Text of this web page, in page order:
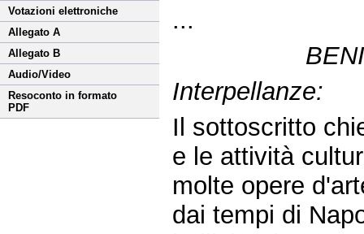
Votazioni elettroniche
Allegato A
Allegato B
Audio/Video
Resoconto in formato
PDF
...
Interpellanze:
Il sottoscritto
e le attività
molte opere
dai tempi di